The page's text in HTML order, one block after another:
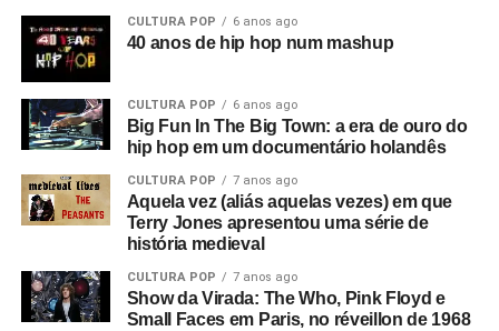
CULTURA POP 6 anos ago
40 anos de hip hop num mashup
CULTURA POP 6 anos ago
Big Fun In The Big Town: a era de ouro do
hip hop em um documentário holandês
CULTURA POP 7 anos ago
Aquela vez (aliás aquelas vezes) em que
Terry Jones apresentou uma série de
história medieval
CULTURA POP 7 anos ago
Show da Virada: The Who, Pink Floyd e
Small Faces em Paris, no réveillon de 1968